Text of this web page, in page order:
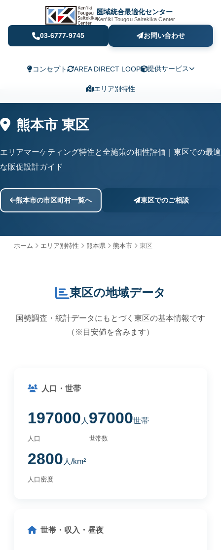
圏域統合最適化センター
Ken'iki Tougou Saitekika Center
03-6777-9745 お問い合わせ
コンセプト AREA DIRECT LOOP 提供サービス
エリア別特性
熊本市 東区
エリアマーケティング特性と全施策の相性評価｜東区での最適
な販促設計ガイド
熊本市の市区町村一覧へ 東区でのご相談
ホーム エリア別特性 熊本県 熊本市 東区
東区の地域データ
国勢調査・統計データにもとづく東区の基本情報です
（※目安値を含みます）
人口・世帯
197000 人
人口
97000世帯
世帯数
2800 人/km²
人口密度
世帯・収入・昼夜